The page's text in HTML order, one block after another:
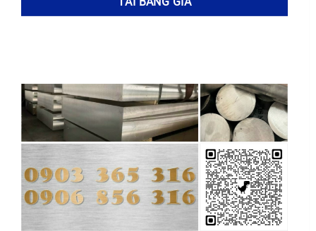
trong quá trình cung cấp và gia công các sản
đồng có độ bền và khả năng chống ăn mòn cao
–CuSn4Pb4Zn4thường có độ bền thấp hơn.
Thiếc (Sn) trong đồng thanh giúp tăng cường độ
cứng và khả năng chống mài mòn, làm cho nó
trở thành lựa chọn lý tưởng cho các ứng dụng
chịu tải trọng lớn và môi trường khắc nghiệt.
Ngược lại, sự bổ sung chì (Pb) và kẽm (Zn) vào
CuSn4Pb4Zn4 làm giảm độ bền của hợp kim,
nhưng bù lại, cải thiện đáng kể khả năng gia